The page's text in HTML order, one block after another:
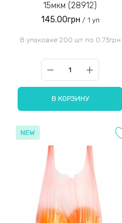
15мкм (28912)
145.00грн / 1 уп
В упаковке 200 шт по 0.73грн
В КОРЗИНУ
NEW